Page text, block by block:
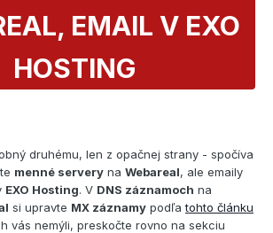
, EMAIL V EXO
HOSTING
druhému, len z opačnej strany - spočíva
menné servery na Webareal, ale emaily
EXO Hosting. V DNS záznamoch na
si upravte MX záznamy podľatohto článku
vás nemýli, preskočte rovno na sekciu